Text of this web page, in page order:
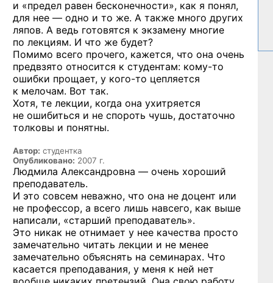
и «предел равен бесконечности», как я понял,
для нее — одно и то же. А также много других
ляпов. А ведь готовятся к экзамену многие
по лекциям. И что же будет?
Помимо всего прочего, кажется, что она очень
предвзято относится к студентам: кому-то
ошибки прощает, у кого-то цепляется
к мелочам. Вот так.
Хотя, те лекции, когда она ухитряется
не ошибиться и не спороть чушь, достаточно
толковы и понятны.
Автор: студентка
Опубликовано: 2007 г.
Людмила Александровна — очень хороший
преподаватель.
И это совсем неважно, что она не доцент или
не профессор, а всего лишь навсего, как выше
написали, «старший преподаватель».
Это никак не отнимает у нее качества просто
замечательно читать лекции и не менее
замечательно объяснять на семинарах. Что
касается преподавания, у меня к ней нет